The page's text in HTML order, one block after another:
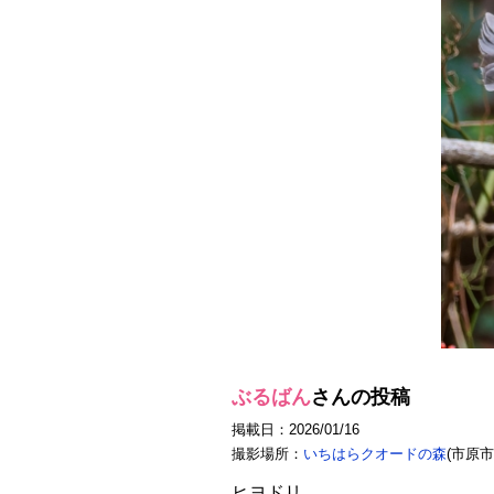
ぶるばんさんの投稿
掲載日：2026/01/16
撮影場所： いちはらクオードの森(市原